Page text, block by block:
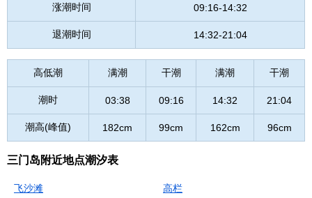
涨潮时间 09:16-14:32
退潮时间 14:32-21:04
高低潮 满潮 干潮 满潮 干潮
潮时 03:38 09:16 14:32 21:04
潮高(峰值) 182cm 99cm 162cm 96cm
三门岛附近地点潮汐表
飞沙滩
高栏